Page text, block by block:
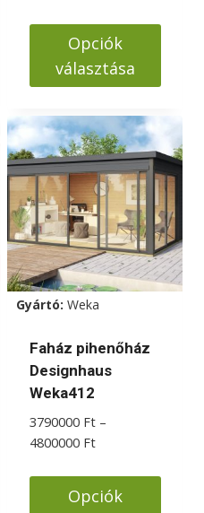
-
6888000 Ft
Opciók
választása
a
terméknek
több
variációja
van.
A
változatok
a
termékoldalon
választhatók
ki
Gyártó: Weka
Faház pihenőház
Designhaus
Weka412
3790000 Ft –
4800000 FtÁrtartomány:
-
4800000 Ft
Opciók